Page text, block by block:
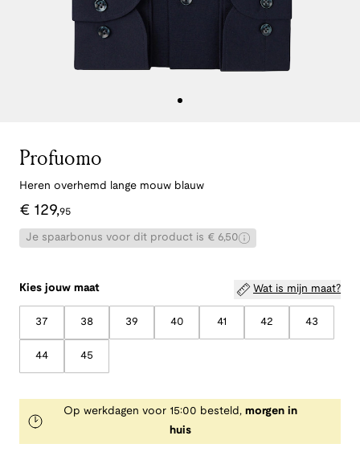
Profuomo
Heren overhemd lange mouw blauw
€ 129,95
Je spaarbonus voor dit product is € 6,50
Kies jouw maat Wat is mijn maat?
37 38 39 40 41 42 43
44 45
Op werkdagen voor 15:00 besteld, morgen in
huis